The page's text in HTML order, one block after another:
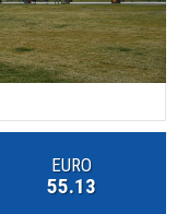
EURO
55.13